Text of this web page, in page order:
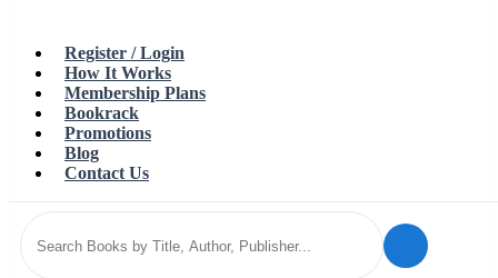
Register / Login
How It Works
Membership Plans
Bookrack
Promotions
Blog
Contact Us